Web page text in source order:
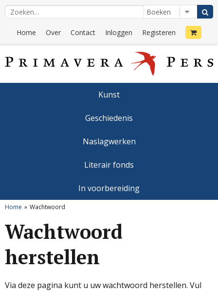
Home Over Contact Inloggen Registeren
Kunst
Geschiedenis
Naslagwerken
Literair fonds
In voorbereiding
Home Wachtwoord
Wachtwoord
herstellen
Via deze pagina kunt u uw wachtwoord herstellen. Vul